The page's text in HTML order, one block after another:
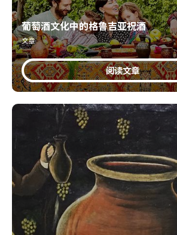
葡萄酒文化中的格鲁吉亚祝酒
文章
阅读文章